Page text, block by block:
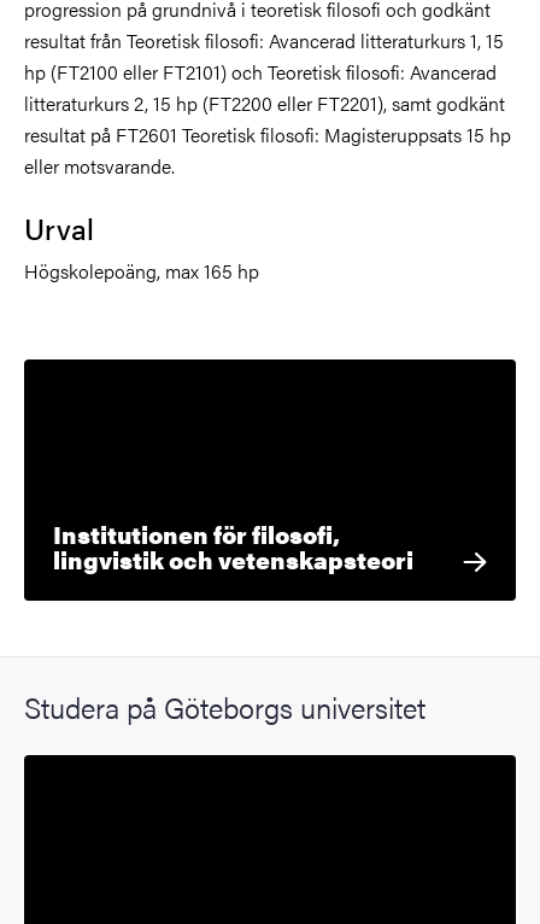
progression på grundnivå i teoretisk filosofi och godkänt
resultat från Teoretisk filosofi: Avancerad litteraturkurs 1, 15
hp (FT2100 eller FT2101) och Teoretisk filosofi: Avancerad
litteraturkurs 2, 15 hp (FT2200 eller FT2201), samt godkänt
resultat på FT2601 Teoretisk filosofi: Magisteruppsats 15 hp
eller motsvarande.
Urval
Högskolepoäng, max 165 hp
Institutionen för filosofi,
lingvistik och vetenskapsteori
Studera på Göteborgs universitet